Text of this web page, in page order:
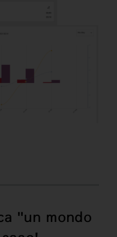
"un mondo